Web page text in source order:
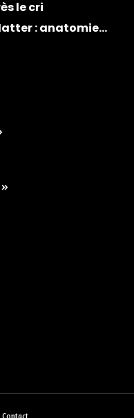
le cri
: anatomie...